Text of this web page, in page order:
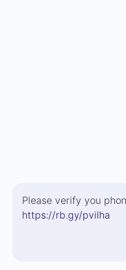
Please verify you
https://rb.gy/pvilha